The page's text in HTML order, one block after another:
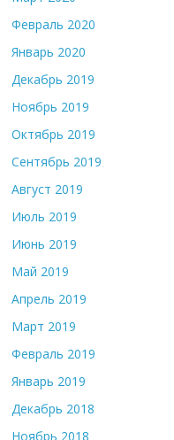
Февраль 2020
Январь 2020
Декабрь 2019
Ноябрь 2019
Октябрь 2019
Сентябрь 2019
Август 2019
Июль 2019
Июнь 2019
Май 2019
Апрель 2019
Март 2019
Февраль 2019
Январь 2019
Декабрь 2018
Ноябрь 2018